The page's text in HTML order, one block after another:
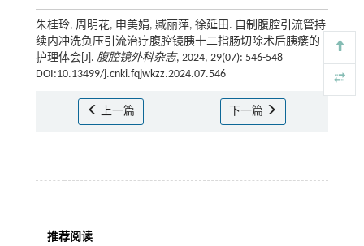
朱桂玲, 周明花, 申美娟, 臧丽萍, 徐延田. 自制腹腔引流管持
续内冲洗负压引流治疗腹腔镜胰十二指肠切除术后胰瘘的
护理体会[J]. 腹腔镜外科杂志, 2024, 29(07): 546-548
DOI:10.13499/j.cnki.fqjwkzz.2024.07.546
上一篇 下一篇